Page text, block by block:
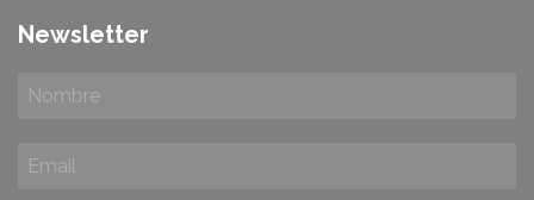
Newsletter